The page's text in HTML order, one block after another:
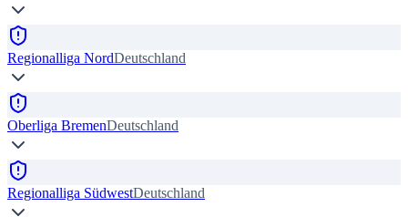
Regionalliga NordDeutschland
Oberliga BremenDeutschland
Regionalliga SüdwestDeutschland